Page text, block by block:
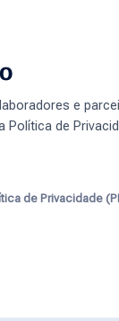
e
Política de
de Privacidade